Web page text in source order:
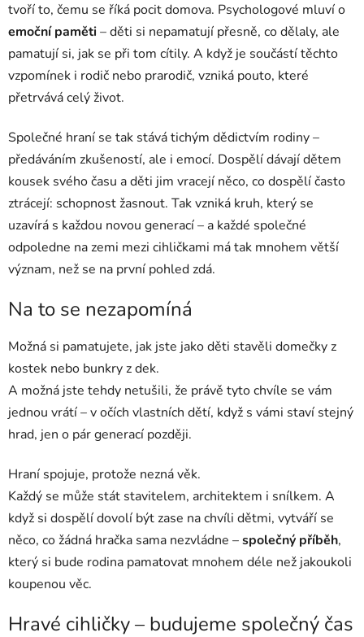
tvoří to, čemu se říká pocit domova. Psychologové mluví o
emoční paměti– děti si nepamatují přesně, co dělaly, ale
pamatují si, jak se při tom cítily. A když je součástí těchto
vzpomínek i rodič nebo prarodič, vzniká pouto, které
přetrvává celý život.
Společné hraní se tak stává tichým dědictvím rodiny –
předáváním zkušeností, ale i emocí. Dospělí dávají dětem
kousek svého času a děti jim vracejí něco, co dospělí často
ztrácejí: schopnost žasnout. Tak vzniká kruh, který se
uzavírá s každou novou generací – a každé společné
odpoledne na zemi mezi cihličkami má tak mnohem větší
význam, než se na první pohled zdá.
Na to se nezapomíná
Možná si pamatujete, jak jste jako děti stavěli domečky z
kostek nebo bunkry z dek.
A možná jste tehdy netušili, že právě tyto chvíle se vám
jednou vrátí – v očích vlastních dětí, když s vámi staví stejný
hrad, jen o pár generací později.
Hraní spojuje, protože nezná věk.
Každý se může stát stavitelem, architektem i snílkem. A
když si dospělí dovolí být zase na chvíli dětmi, vytváří se
něco, co žádná hračka sama nezvládne –společný příběh,
který si bude rodina pamatovat mnohem déle než jakoukoli
koupenou věc.
Hravé cihličky – budujeme společný čas